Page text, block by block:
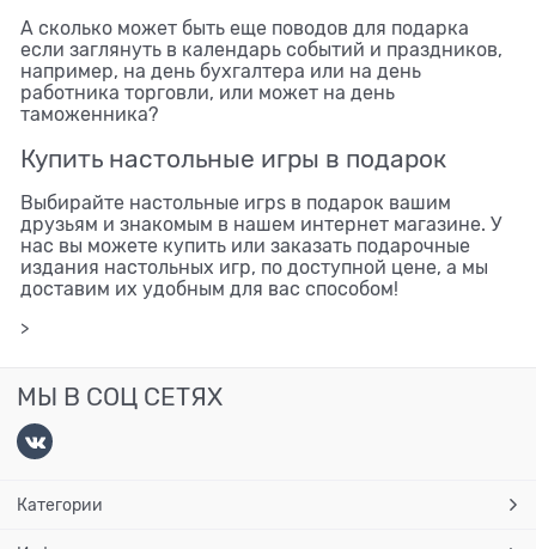
А сколько может быть еще поводов для подарка
если заглянуть в календарь событий и праздников,
например, на день бухгалтера или на день
работника торговли, или может на день
таможенника?
Купить настольные игры в подарок
Выбирайте настольные игрs в подарок вашим
друзьям и знакомым в нашем интернет магазине. У
нас вы можете купить или заказать подарочные
издания настольных игр, по доступной цене, а мы
доставим их удобным для вас способом!
>
МЫ В СОЦ СЕТЯХ
Категории